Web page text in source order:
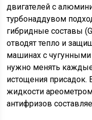
двигателей с
турбонаддувом
гибридные составы
отводят тепло и
машинах с
нужно менять
истощения присадок.
жидкости
антифризов